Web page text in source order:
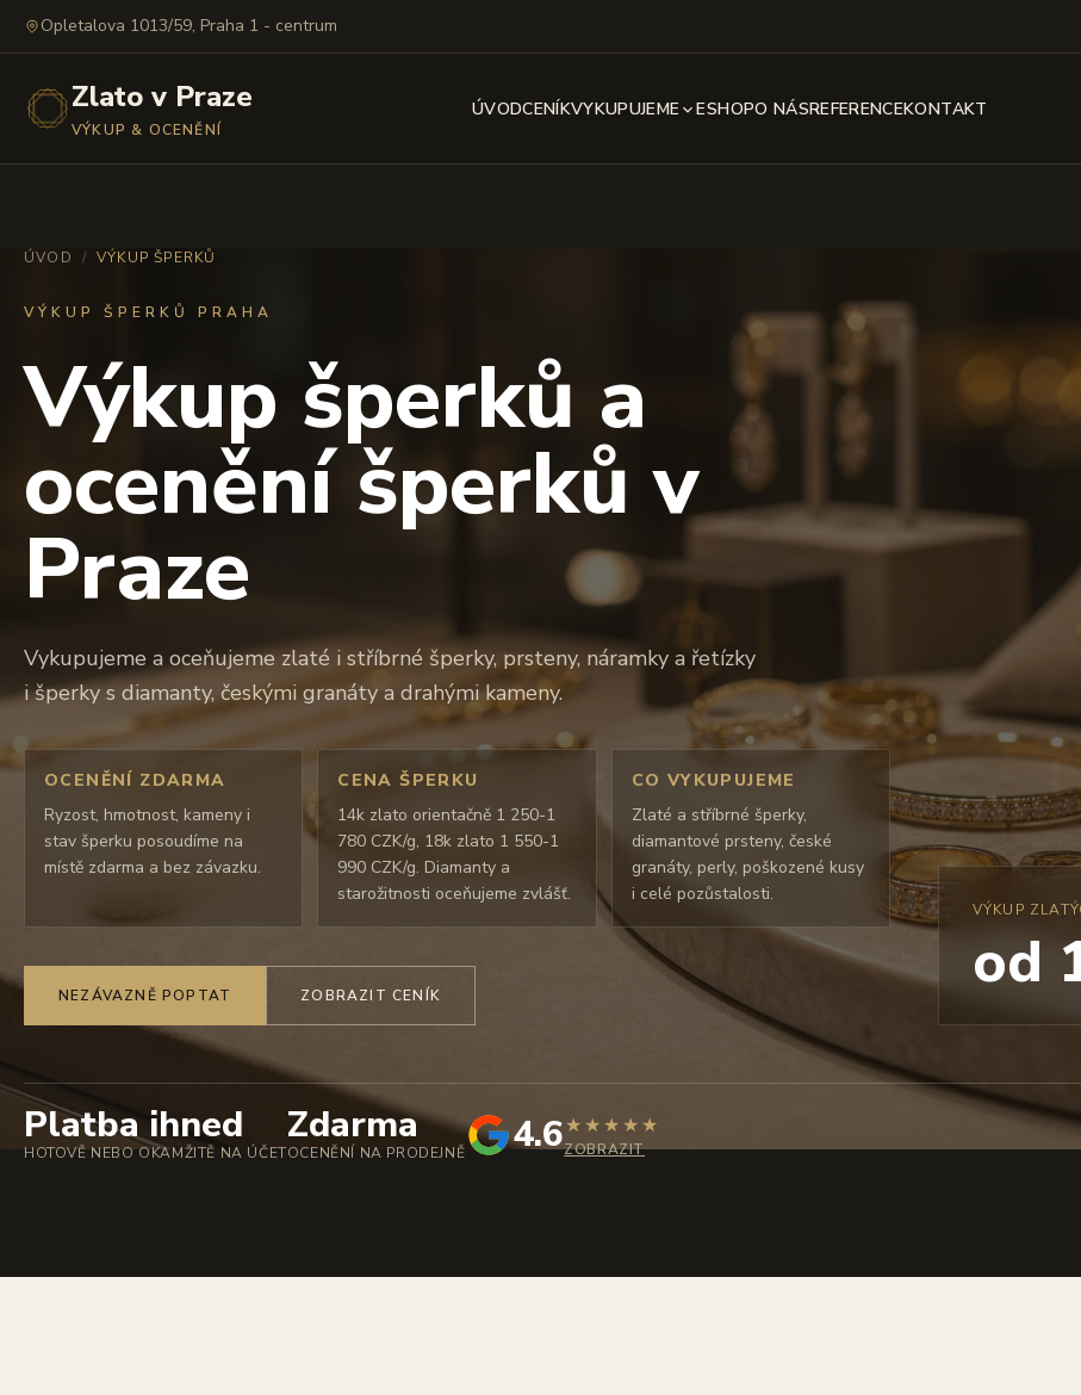
Opletalova 1013/59, Praha 1 - centrum
Zlato v Praze
VÝKUP & OCENĚNÍ
ÚVODCENÍKVYKUPUJEME ESHOPO NÁSREFERENCEKONTAKT
ÚVOD / VÝKUP ŠPERKŮ
VÝKUP ŠPERKŮ PRAHA
Výkup šperků a
ocenění šperků v
Praze
Vykupujeme a oceňujeme zlaté i stříbrné šperky, prsteny, náramky a řetízky
i šperky s diamanty, českými granáty a drahými kameny.
OCENĚNÍ ZDARMA
Ryzost, hmotnost, kameny i
stav šperku posoudíme na
místě zdarma a bez závazku.
CENA ŠPERKU
14k zlato orientačně 1 250-1
780 CZK/g, 18k zlato 1 550-1
990 CZK/g. Diamanty a
starožitnosti oceňujeme zvlášť.
CO VYKUPUJEME
Zlaté a stříbrné šperky,
diamantové prsteny, české
granáty, perly, poškozené kusy
i celé pozůstalosti.
NEZÁVAZNĚ POPTAT ZOBRAZIT CENÍK
VÝKUP
od
Platba ihned
HOTOVĚ NEBO OKAMŽITĚ NA ÚČET
Zdarma
OCENĚNÍ NA PRODEJNĚ 4.6★ ★ ★★★
ZOBRAZIT